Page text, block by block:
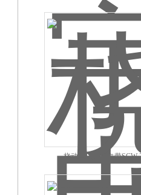
桡动脉压迫止血带